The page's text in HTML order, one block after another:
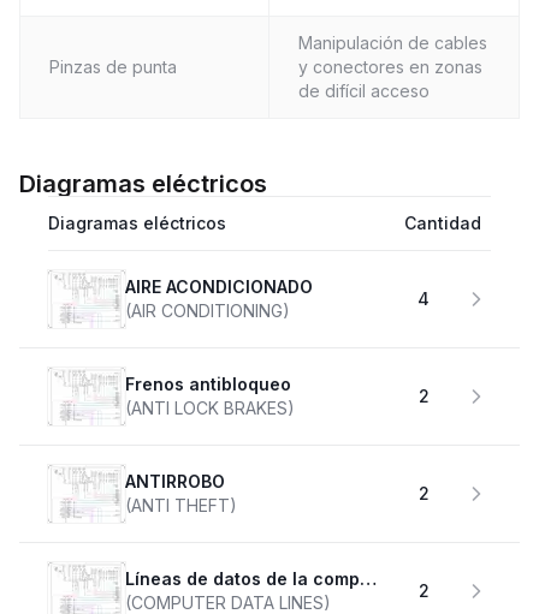
Pinzas de punta
Manipulación de cables
y conectores en zonas
de difícil acceso
Diagramas eléctricos
Diagramas eléctricos Cantidad
AIRE ACONDICIONADO
(AIR CONDITIONING)
4
Frenos antibloqueo
(ANTI LOCK BRAKES)
2
ANTIRROBO
(ANTI THEFT)
2
Líneas de datos de la computadora
(COMPUTER DATA LINES)
2